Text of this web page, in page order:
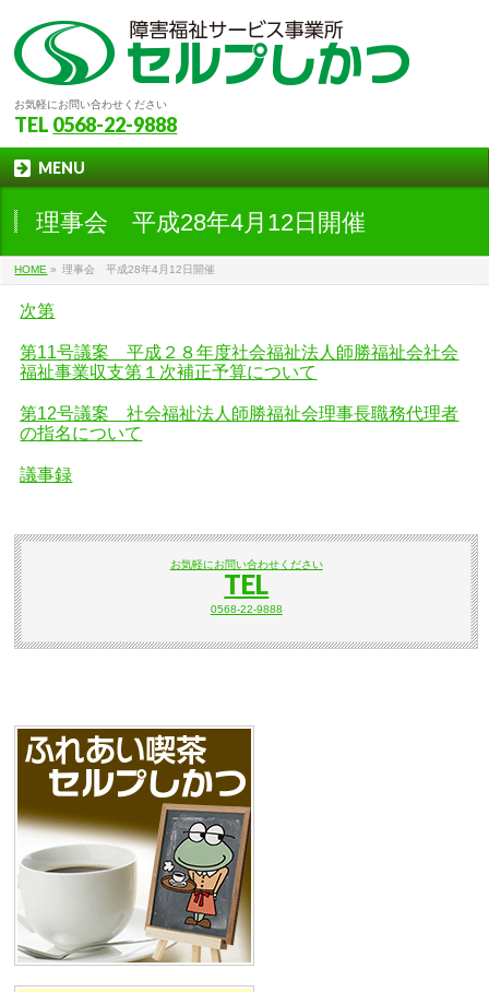
お気軽にお問い合わせください
TEL 0568-22-9888
MENU
理事会 平成28年4月12日開催
HOME » 理事会 平成28年4月12日開催
次第
第11号議案 平成２８年度社会福祉法人師勝福祉会社会
福祉事業収支第１次補正予算について
第12号議案 社会福祉法人師勝福祉会理事長職務代理者
の指名について
議事録
お気軽にお問い合わせください
TEL
0568-22-9888